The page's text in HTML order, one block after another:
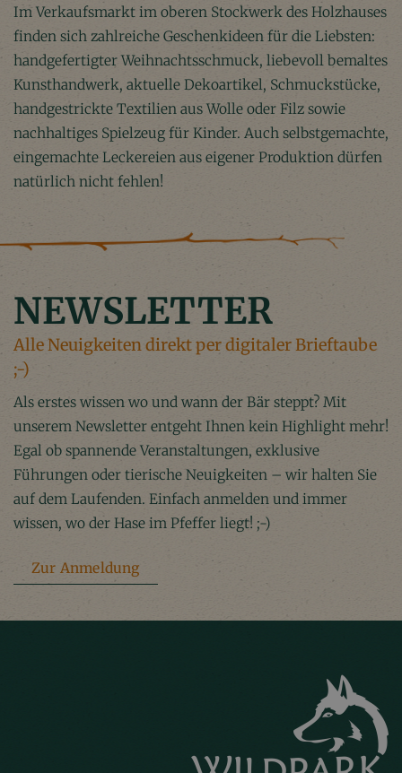
Im Verkaufsmarkt im oberen Stockwerk des Holzhauses
finden sich zahlreiche Geschenkideen für die Liebsten:
handgefertigter Weihnachtsschmuck, liebevoll bemaltes
Kunsthandwerk, aktuelle Dekoartikel, Schmuckstücke,
handgestrickte Textilien aus Wolle oder Filz sowie
nachhaltiges Spielzeug für Kinder. Auch selbstgemachte,
eingemachte Leckereien aus eigener Produktion dürfen
natürlich nicht fehlen!
NEWSLETTER
Alle Neuigkeiten direkt per digitaler Brieftaube
;-)
Als erstes wissen wo und wann der Bär steppt? Mit
unserem Newsletter entgeht Ihnen kein Highlight mehr!
Egal ob spannende Veranstaltungen, exklusive
Führungen oder tierische Neuigkeiten – wir halten Sie
auf dem Laufenden. Einfach anmelden und immer
wissen, wo der Hase im Pfeffer liegt! ;-)
Zur Anmeldung